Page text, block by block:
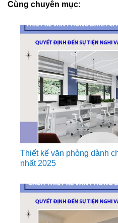
Cùng chuyên mục:
Thiết kế văn phòng dành
nhất 2025